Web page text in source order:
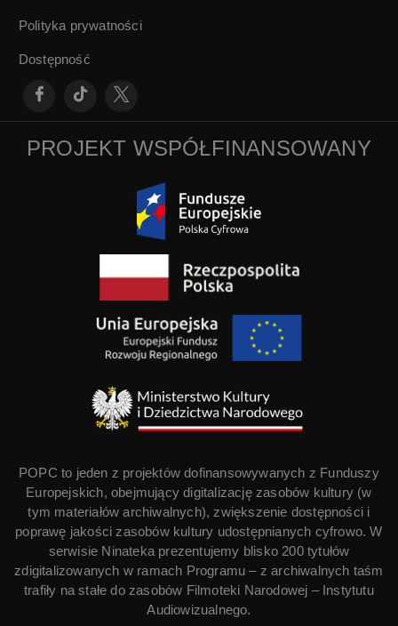
Polityka prywatności
Dostępność
PROJEKT WSPÓŁFINANSOWANY
POPC to jeden z projektów dofinansowywanych z Funduszy
Europejskich, obejmujący digitalizację zasobów kultury (w
tym materiałów archiwalnych), zwiększenie dostępności i
poprawę jakości zasobów kultury udostępnianych cyfrowo. W
serwisie Ninateka prezentujemy blisko 200 tytułów
zdigitalizowanych w ramach Programu – z archiwalnych taśm
trafiły na stałe do zasobów Filmoteki Narodowej – Instytutu
Audiowizualnego.